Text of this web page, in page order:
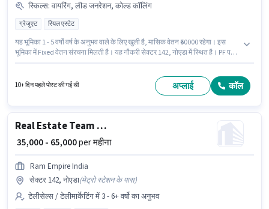
स्किल्स: वायरिंग, लीड जनरेशन, कोल्ड कॉलिंग
ग्रेजुएट रियल एस्टेट
यह भूमिका 1 - 5 वर्षो वर्ष के अनुभव वाले के लिए खुली है, मासिक वेतन ₹60000 रहेगा। इस
भूमिका में Fixed वेतन संरचना मिलती है। यह नौकरी सेक्टर 142, नोएडा में स्थित है। PF पद
हायर कर रहा है। इस भूमिका के लिए आवेदक के पास कोल्ड कॉलिंग, लीड जनरेशन, वायरिंग
10+ दिन पहले पोस्ट की गई थी अप्लाई कॉल
Real Estate Team Leader
₹ 35,000 - 65,000per महीना
Ram Empire India
सेक्टर 142, नोएडा(मेट्रो स्टेशन के पास)
टेलीसेल्स / टेलीमार्केटिंग में 3 - 6+ वर्षो का अनुभव